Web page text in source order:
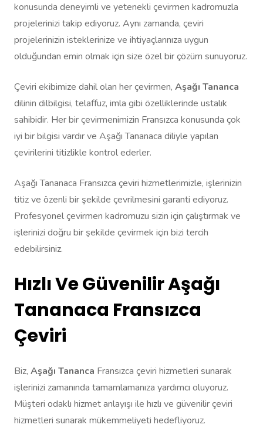
konusunda deneyimli ve yetenekli çevirmen kadromuzla
projelerinizi takip ediyoruz. Aynı zamanda, çeviri
projelerinizin isteklerinize ve ihtiyaçlarınıza uygun
olduğundan emin olmak için size özel bir çözüm sunuyoruz.
Çeviri ekibimize dahil olan her çevirmen, Aşağı Tananca
dilinin dilbilgisi, telaffuz, imla gibi özelliklerinde ustalık
sahibidir. Her bir çevirmenimizin Fransızca konusunda çok
iyi bir bilgisi vardır ve Aşağı Tananaca diliyle yapılan
çevirilerini titizlikle kontrol ederler.
Aşağı Tananaca Fransızca çeviri hizmetlerimizle, işlerinizin
titiz ve özenli bir şekilde çevrilmesini garanti ediyoruz.
Profesyonel çevirmen kadromuzu sizin için çalıştırmak ve
işlerinizi doğru bir şekilde çevirmek için bizi tercih
edebilirsiniz.
Hızlı Ve Güvenilir Aşağı
Tananaca Fransızca
Çeviri
Biz, Aşağı Tananca Fransızca çeviri hizmetleri sunarak
işlerinizi zamanında tamamlamanıza yardımcı oluyoruz.
Müşteri odaklı hizmet anlayışı ile hızlı ve güvenilir çeviri
hizmetleri sunarak mükemmeliyeti hedefliyoruz.